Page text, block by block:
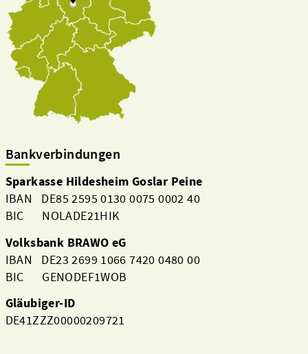
Bankverbindungen
Sparkasse Hildesheim Goslar Peine
IBAN DE85 2595 0130 0075 0002 40
BIC NOLADE21HIK
Volksbank BRAWO eG
IBAN DE23 2699 1066 7420 0480 00
BIC GENODEF1WOB
Gläubiger-ID
DE41ZZZ00000209721